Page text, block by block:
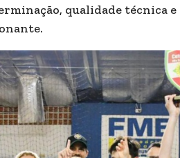
qualidade técnica